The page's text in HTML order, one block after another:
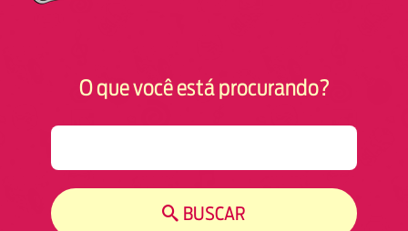
O que você está procurando?
BUSCAR